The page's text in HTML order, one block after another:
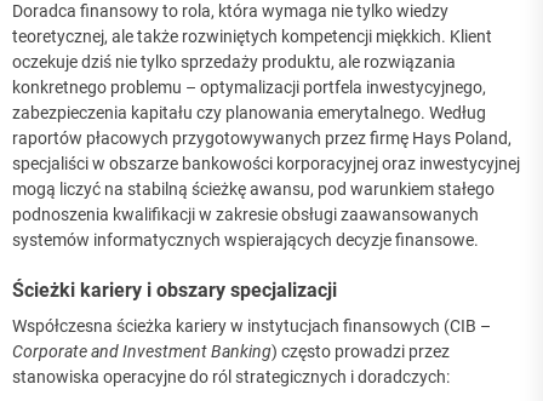
Doradca finansowy to rola, która wymaga nie tylko wiedzy
teoretycznej, ale także rozwiniętych kompetencji miękkich. Klient
oczekuje dziś nie tylko sprzedaży produktu, ale rozwiązania
konkretnego problemu – optymalizacji portfela inwestycyjnego,
zabezpieczenia kapitału czy planowania emerytalnego. Według
raportów płacowych przygotowywanych przez firmę Hays Poland,
specjaliści w obszarze bankowości korporacyjnej oraz inwestycyjnej
mogą liczyć na stabilną ścieżkę awansu, pod warunkiem stałego
podnoszenia kwalifikacji w zakresie obsługi zaawansowanych
systemów informatycznych wspierających decyzje finansowe.
Ścieżki kariery i obszary specjalizacji
Współczesna ścieżka kariery w instytucjach finansowych (CIB –
Corporate and Investment Banking) często prowadzi przez
stanowiska operacyjne do ról strategicznych i doradczych: